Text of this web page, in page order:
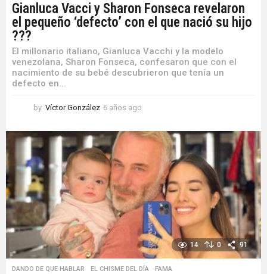
Gianluca Vacci y Sharon Fonseca revelaron
el pequeño ‘defecto’ con el que nació su hijo
???
El millonario italiano, Gianluca Vacchi y la modelo
venezolana, Sharon Fonseca, confesaron que con el
nacimiento de su bebé descubrieron que tenía un
defecto en...
by Víctor González 6 años ago
ñ
o
a
g
o
14 0 91
DANDO DE QUE HABLAR ,EL CHISME DEL DÍA ,FAMA